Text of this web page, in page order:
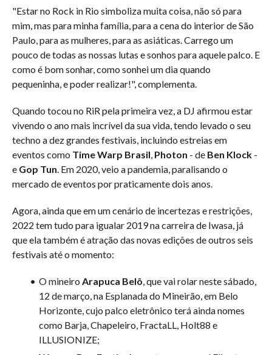
"Estar no Rock in Rio simboliza muita coisa, não só para
mim, mas para minha família, para a cena do interior de São
Paulo, para as mulheres, para as asiáticas. Carrego um
pouco de todas as nossas lutas e sonhos para aquele palco. E
como é bom sonhar, como sonhei um dia quando
pequeninha, e poder realizar!", complementa.
Quando tocou no RiR pela primeira vez, a DJ afirmou estar
vivendo o ano mais incrível da sua vida, tendo levado o seu
techno a dez grandes festivais, incluindo estreias em
eventos como Time Warp Brasil, Photon - de Ben Klock -
e Gop Tun. Em 2020, veio a pandemia, paralisando o
mercado de eventos por praticamente dois anos.
Agora, ainda que em um cenário de incertezas e restrições,
2022 tem tudo para igualar 2019 na carreira de Iwasa, já
que ela também é atração das novas edições de outros seis
festivais até o momento:
O mineiro Arapuca Belô, que vai rolar neste sábado,
12 de março, na Esplanada do Mineirão, em Belo
Horizonte, cujo palco eletrônico terá ainda nomes
como Barja, Chapeleiro, FractaLL, Holt88 e
ILLUSIONIZE;